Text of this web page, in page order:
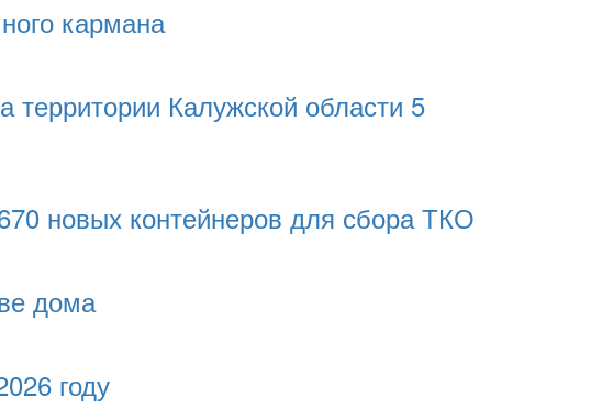
кармана
территории Калужской области 5
новых контейнеров для сбора ТКО
дома
году